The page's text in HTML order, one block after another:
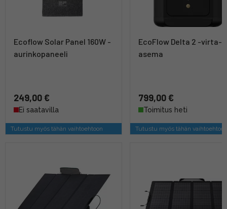
Ecoflow Solar Panel 160W -
aurinkopaneeli
249,00 €
Ei saatavilla
Tutustu myös tähän vaihtoehtoon
EcoFlow Delta 2 -virta-
asema
799,00 €
Toimitus heti
Tutustu myös tähän